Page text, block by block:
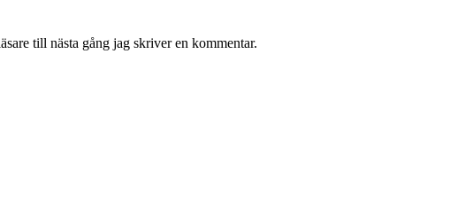
till nästa gång jag skriver en kommentar.